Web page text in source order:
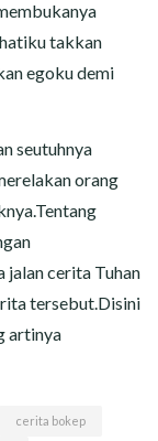
takkan
egoku demi
seutuhnya
orang
jalan cerita Tuhan
tersebut.Disini
artinya
cerita bokep